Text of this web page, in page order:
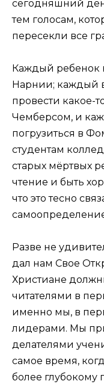
сегодняшний
тем голосам,
пересекли все
Каждый ребенок
Нарнии; каждый
провести какое-
Чемберсом, и
погрузиться в
студентам
старых мёртвых
чтение и быть
что это тесно
Разве не
дал нам Свое
Христиане
читателями в
именно мы, в
лидерами. Мы
делателями
самое время,
более глубокому